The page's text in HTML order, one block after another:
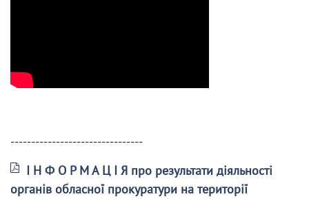
--------------------------------
І Н Ф О Р М А Ц І Я про результати діяльності
органів обласної прокуратури на території